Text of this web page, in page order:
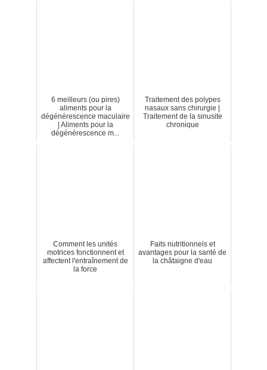
6 meilleurs (ou pires)
aliments pour la
dégénérescence maculaire
| Aliments pour la
dégénérescence m...
Traitement des polypes
nasaux sans chirurgie |
Traitement de la sinusite
chronique
Comment les unités
motrices fonctionnent et
affectent l'entraînement de
la force
Faits nutritionnels et
avantages pour la santé de
la châtaigne d'eau